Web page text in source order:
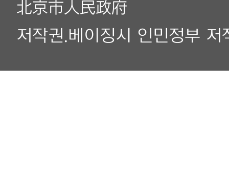
北京市人民政府
저작권.베이징시 인민정부